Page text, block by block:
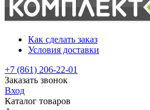
Как сделать заказ
Условия доставки
+7 (861) 206-22-01
Заказать звонок
Вход
Каталог товаров